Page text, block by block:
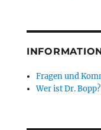
Fragen und
Wer ist Dr. Bopp?